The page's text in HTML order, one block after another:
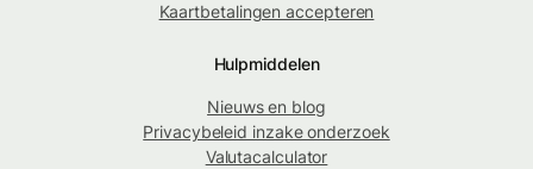
Kaartbetalingen accepteren
Hulpmiddelen
Nieuws en blog
Privacybeleid inzake onderzoek
Valutacalculator